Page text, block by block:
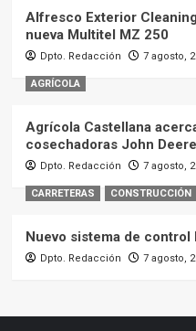
Alfresco Exterior
nueva Multitel MZ 250
Dpto. Redacción 7 agosto,
AGRÍCOLA
Agrícola Castellana
cosechadoras John
Dpto. Redacción 7 agosto,
CARRETERAS CONSTRUCCIÓN
Nuevo sistema de control
Dpto. Redacción 7 agosto,